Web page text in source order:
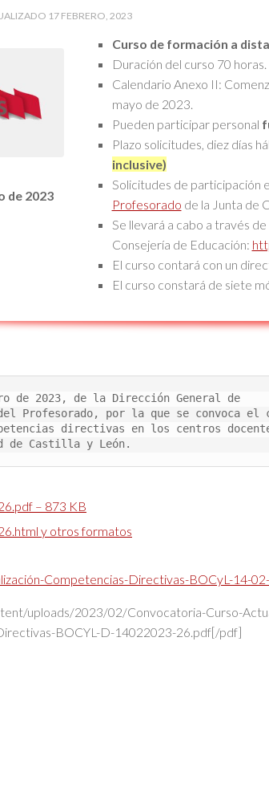
17 FEBRERO, 2023
de 2023
Curso de formación a
Duración del curso 70 horas.
Calendario Anexo II:
mayo de 2023.
Pueden participar personal
Plazo solicitudes, diez días
inclusive)
Solicitudes de participación
Profesorado de la Junta de
Se llevará a cabo a través
Consejería de Educación:
El curso contará con un
El curso constará de siete
de 2023, de la Dirección General de
Profesorado, por la que se convoca el
directivas en los centros
de Castilla y León.
– 873 KB
y otros formatos
Competencias-Directivas-BOCyL-14-
uploads/2023/02/Convocatoria-Curso-
BOCYL-D-14022023-26.pdf[/pdf]